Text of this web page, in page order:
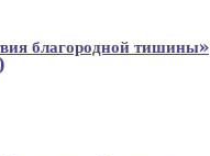
благородной тишины»